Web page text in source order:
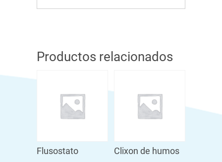
Productos relacionados
Flusostato Clixon de humos